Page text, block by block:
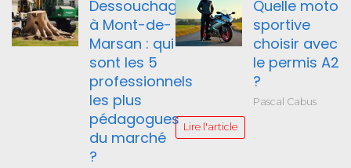
Dessouchage
à Mont-de-
Marsan : qui
sont les 5
professionnels
les plus
pédagogues
du marché
?
Quelle moto
sportive
choisir avec
le permis A2
?
Pascal Cabus
Lire l'article